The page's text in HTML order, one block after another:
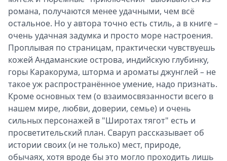
романа, получаются менее удачными, чем всё
остальное. Но у автора точно есть стиль, а в книге –
очень удачная задумка и просто море настроения.
Проплывая по страницам, практически чувствуешь
кожей Андаманские острова, индийскую глубинку,
горы Каракорума, шторма и ароматы джунглей – не
такое уж распространённое умение, надо признать.
Кроме основных тем (о взаимосвязанности всего в
нашем мире, любви, доверии, семье) и очень
сильных персонажей в "Широтах тягот" есть и
просветительский план. Сваруп рассказывает об
истории своих (и не только) мест, природе,
обычаях, хотя вроде бы это могло проходить лишь